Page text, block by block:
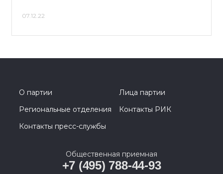
07.12.22
О партии
Лица партии
Региональные отделения
Контакты РИК
Контакты пресс-службы
Общественная приемная
+7 (495) 788-44-93